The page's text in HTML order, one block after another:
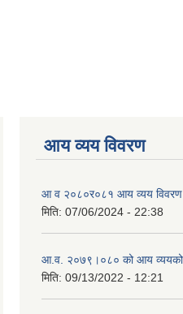
आय व्यय विवरण
आ व २०८०र०८१ आय व्यय विवरण
मिति: 07/06/2024 - 22:38
आ.व. २०७९।०८० को आय व्ययको
मिति: 09/13/2022 - 12:21